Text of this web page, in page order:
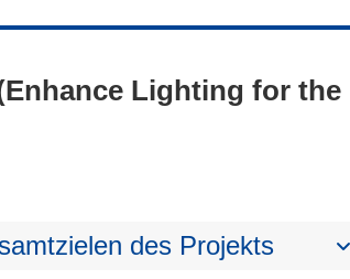
Lighting for the
des Projekts